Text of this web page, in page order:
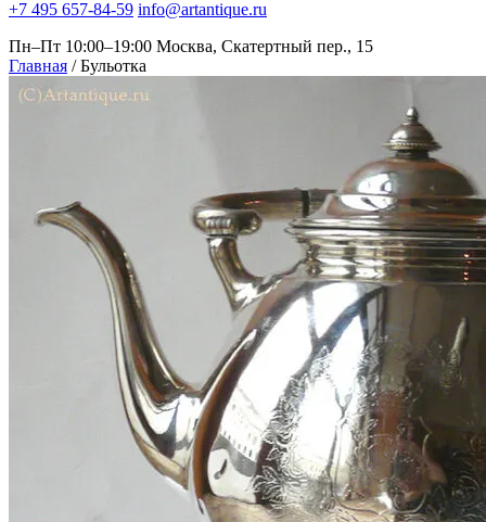
+7 495 657-84-59 info@artantique.ru
Пн–Пт 10:00–19:00 Москва, Скатертный пер., 15
Главная / Бульотка